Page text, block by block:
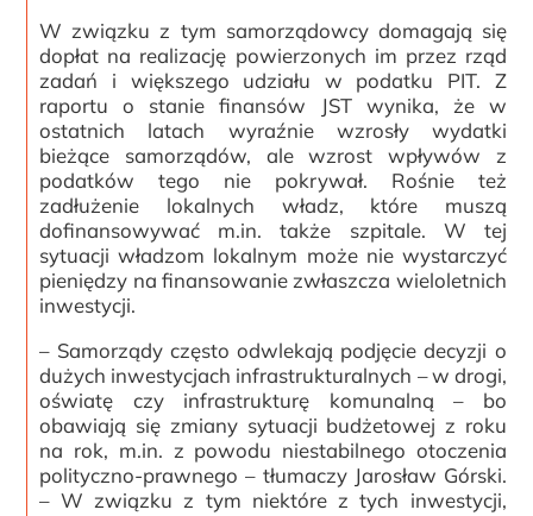
W związku z tym samorządowcy domagają się
dopłat na realizację powierzonych im przez rząd
zadań i większego udziału w podatku PIT. Z
raportu o stanie finansów JST wynika, że w
ostatnich latach wyraźnie wzrosły wydatki
bieżące samorządów, ale wzrost wpływów z
podatków tego nie pokrywał. Rośnie też
zadłużenie lokalnych władz, które muszą
dofinansowywać m.in. także szpitale. W tej
sytuacji władzom lokalnym może nie wystarczyć
pieniędzy na finansowanie zwłaszcza wieloletnich
inwestycji.
– Samorządy często odwlekają podjęcie decyzji o
dużych inwestycjach infrastrukturalnych – w drogi,
oświatę czy infrastrukturę komunalną – bo
obawiają się zmiany sytuacji budżetowej z roku
na rok, m.in. z powodu niestabilnego otoczenia
polityczno-prawnego – tłumaczy Jarosław Górski.
– W związku z tym niektóre z tych inwestycji,